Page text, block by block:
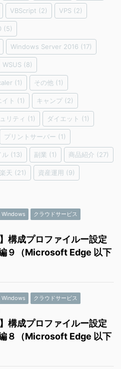
VBScript (2) VPS (2)
(5)
Windows Server 2016 (17)
WSUS (8)
(1) その他 (1)
ト (1) キャンプ (2)
リティ (1) ダイエット (1)
プリントサーバー (1)
ル (13) 副業 (1) 商品紹介 (27)
楽天 (21) 資産運用 (9)
Windows クラウドサービス
構成プロファイルー設定
９（Microsoft Edge 以下
Windows クラウドサービス
構成プロファイルー設定
８（Microsoft Edge 以下